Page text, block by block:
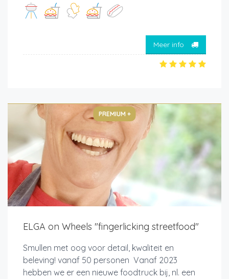
Meer info
PREMIUM +
ELGA on Wheels "fingerlicking streetfood"
Smullen met oog voor detail, kwaliteit en
beleving! vanaf 50 personen Vanaf 2023
hebben we er een nieuwe foodtruck bij, nl. een